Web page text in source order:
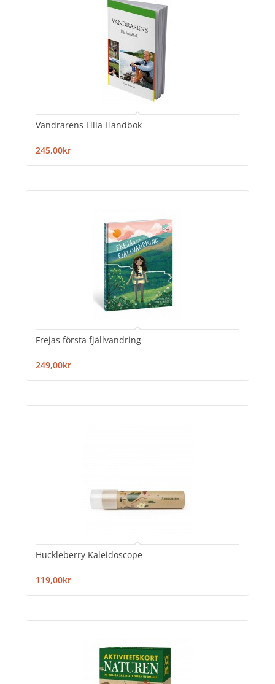
Vandrarens Lilla Handbok
245,00kr
Frejas första fjällvandring
249,00kr
Huckleberry Kaleidoscope
119,00kr